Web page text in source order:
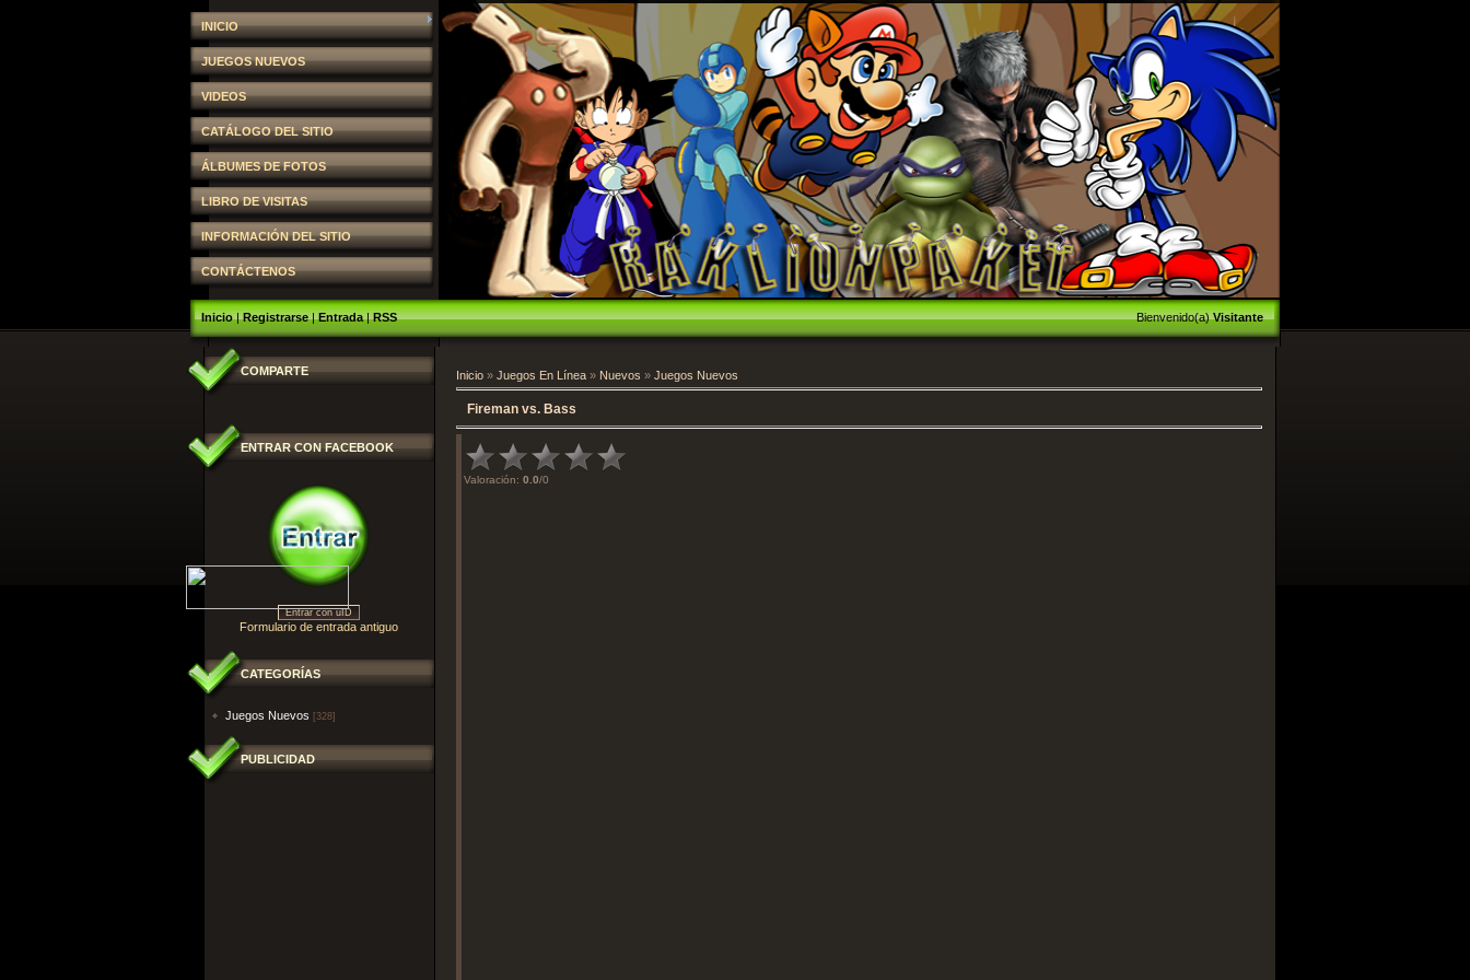
INICIO
JUEGOS NUEVOS
VIDEOS
CATÁLOGO DEL SITIO
ÁLBUMES DE FOTOS
LIBRO DE VISITAS
INFORMACIÓN DEL SITIO
CONTÁCTENOS
Inicio|Registrarse|Entrada|RSS Bienvenido(a) Visitante
COMPARTE
ENTRAR CON FACEBOOK
Entrar con uID
Formulario de entrada antiguo
CATEGORÍAS
Juegos Nuevos [328]
PUBLICIDAD
Inicio » Juegos En Línea » Nuevos » Juegos Nuevos
Fireman vs. Bass
Valoración: 0.0/0